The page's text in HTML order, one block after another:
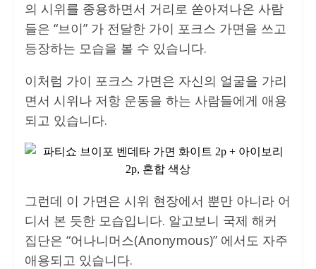
의 시위를 종용하면서 거리로 쏟아져나온 사람
들은 “브이” 가 전달한 가이 포크스 가면을 쓰고
등장하는 모습을 볼 수 있습니다.
이처럼 가이 포크스 가면은 자신의 얼굴을 가리
면서 시위나 저항 운동을 하는 사람들에게 애용
되고 있습니다.
그런데 이 가면은 시위 현장에서 뿐만 아니라 어
디서 본 듯한 모습입니다. 알고보니 국제 해커
집단은 “어나니머스(Anonymous)” 에서도 자주
애용되고 있습니다.